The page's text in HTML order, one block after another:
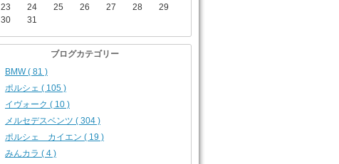
23
24 25 26 27 28
29
30
31
ブログカテゴリー
BMW ( 81 )
ポルシェ ( 105 )
イヴォーク ( 10 )
メルセデスベンツ ( 304 )
ポルシェ カイエン ( 19 )
みんカラ ( 4 )